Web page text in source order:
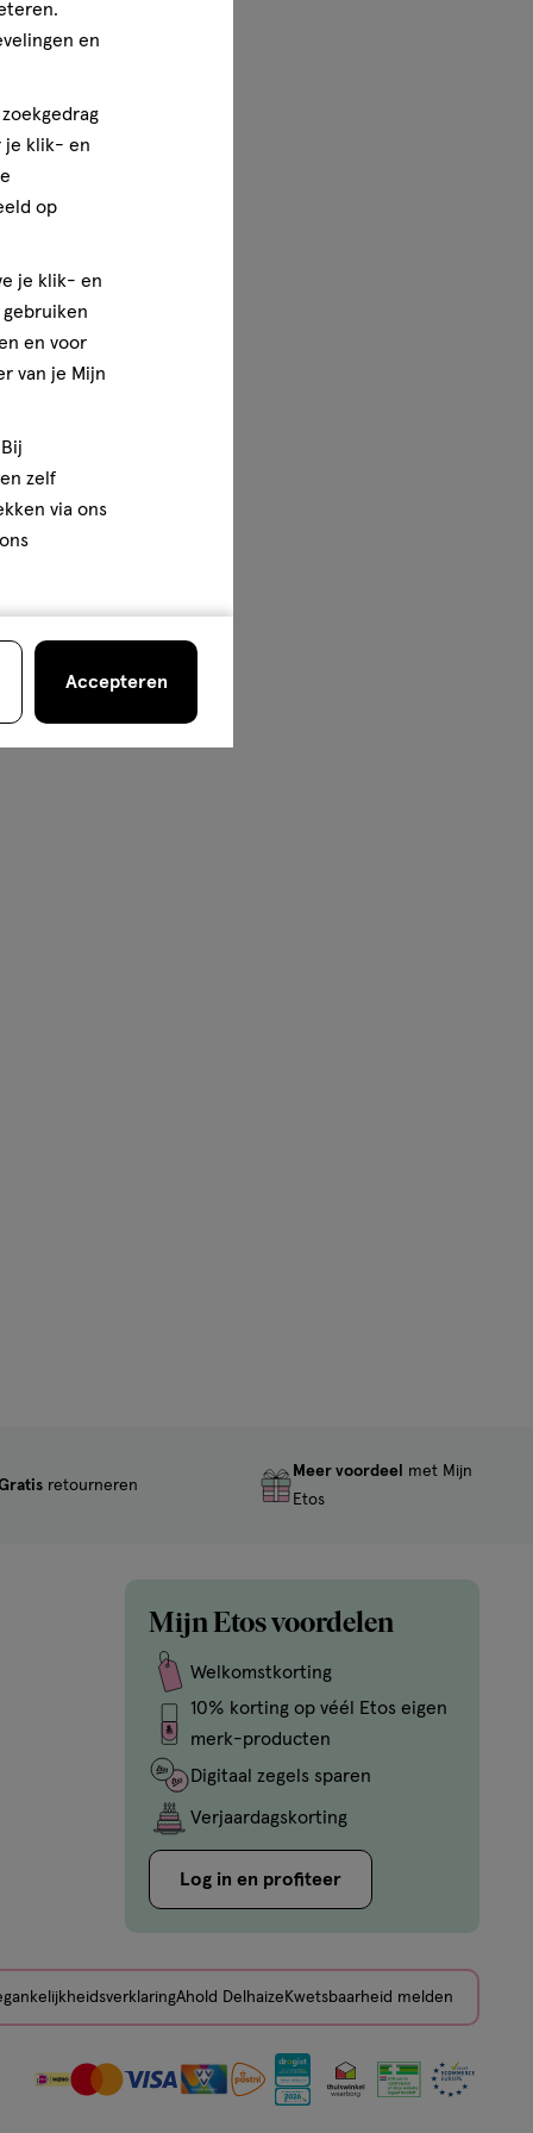
retourneren
Meer voordeel
met Mijn
Etos
Mijn Etos voordelen
Welkomstkorting
10% korting op véél Etos eigen
merk-producten
Digitaal zegels sparen
Verjaardagskorting
Log in en profiteer
Ahold Delhaize Kwetsbaarheid melden
en
je klik- en
op
je klik- en
en voor
van je Mijn
zelf
via ons
Accepteren